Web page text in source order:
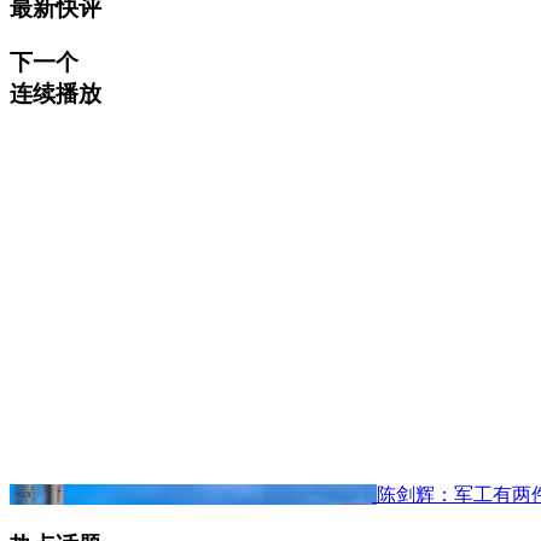
最新快评
下一个
连续播放
陈剑辉：军工有两